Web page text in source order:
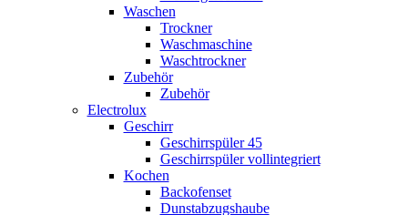
Waschen
Trockner
Waschmaschine
Waschtrockner
Zubehör
Zubehör
Electrolux
Geschirr
Geschirrspüler 45
Geschirrspüler vollintegriert
Kochen
Backofenset
Dunstabzugshaube